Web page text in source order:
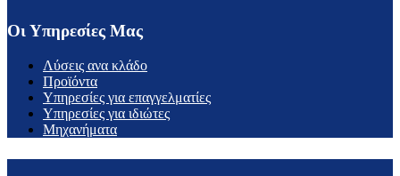
Οι Υπηρεσίες Μας
Λύσεις ανα κλάδο
Προϊόντα
Υπηρεσίες για επαγγελματίες
Υπηρεσίες για ιδιώτες
Μηχανήματα